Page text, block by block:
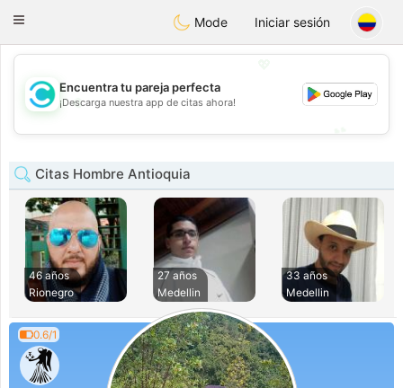
olombiaCitas
Toggle
Mode Iniciar sesión
💖
💕
Encuentra tu pareja perfecta
¡Descarga nuestra app de citas ahora!
Citas Hombre Antioquia
46 años
Rionegro
27 años
Medellin
33 años
Medellin
0.6/1